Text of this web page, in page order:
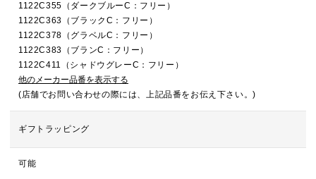
1122C355（ダークブルーC：フリー）
1122C363（ブラックC：フリー）
1122C378（グラベルC：フリー）
1122C383（ブランC：フリー）
1122C411（シャドウグレーC：フリー）
他のメーカー品番を表示する
(店舗でお問い合わせの際には、上記品番をお伝え下さい。)
ギフトラッピング
可能